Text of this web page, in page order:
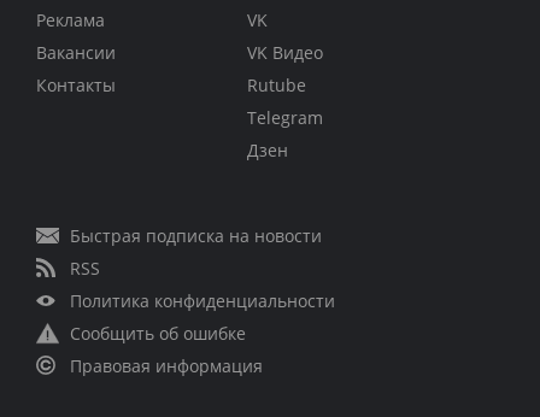
Реклама
Вакансии
Контакты
VK
VK Видео
Rutube
Telegram
Дзен
Быстрая подписка на новости
RSS
Политика конфиденциальности
Сообщить об ошибке
Правовая информация